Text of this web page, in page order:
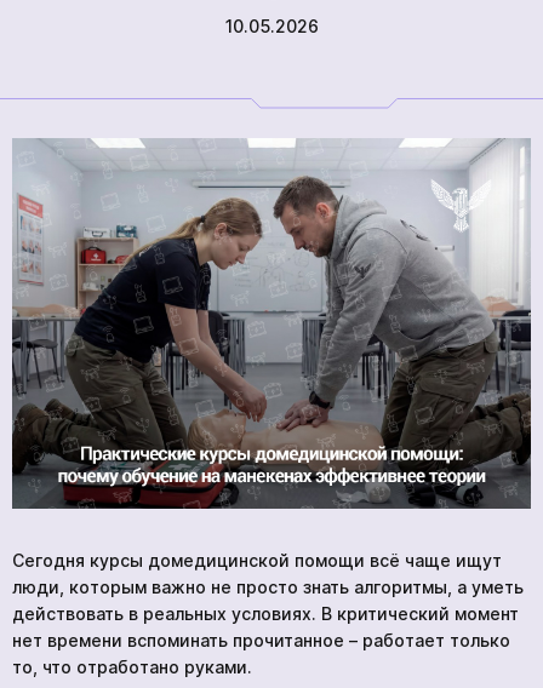
Курсы
Новости
О нас
Контакты
BlueBird Tech
10.05.2026
Сегодня курсы домедицинской помощи всё чаще ищут
люди, которым важно не просто знать алгоритмы, а уметь
действовать в реальных условиях. В критический момент
нет времени вспоминать прочитанное – работает только
то, что отработано руками.